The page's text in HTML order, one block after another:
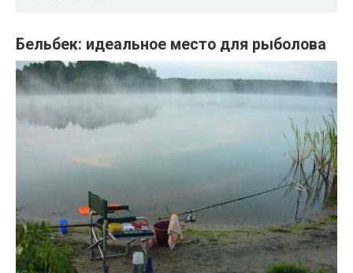
Бельбек: идеальное место для рыболова